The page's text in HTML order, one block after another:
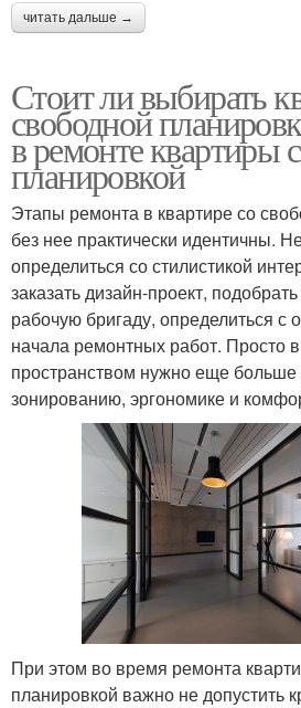
читать дальше →
Стоит ли выбирать
свободной
в ремонте квартиры
планировкой
Этапы ремонта в квартире со
без нее практически идентичны.
определиться со стилистикой
заказать дизайн-проект,
рабочую бригаду, определиться с
начала ремонтных работ. Просто
пространством нужно еще больше
зонированию, эргономике и
При этом во время ремонта
планировкой важно не допустить